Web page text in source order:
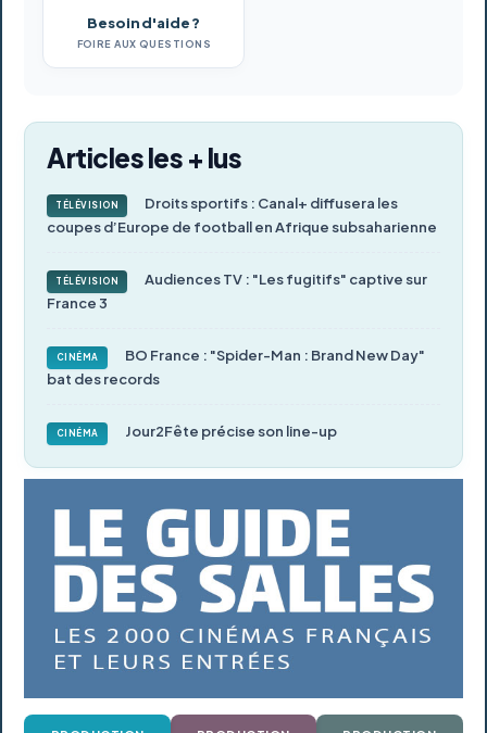
Besoin d'aide ?
FOIRE AUX QUESTIONS
Articles les + lus
TÉLÉVISION
Droits sportifs : Canal+ diffusera les
coupes d’Europe de football en Afrique subsaharienne
TÉLÉVISION
Audiences TV : "Les fugitifs" captive sur
France 3
CINÉMA
BO France : "Spider-Man : Brand New Day"
bat des records
CINÉMA Jour2Fête précise son line-up